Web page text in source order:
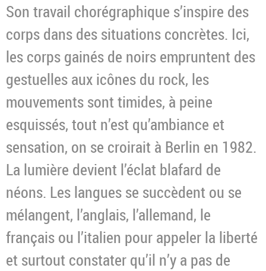
Son travail chorégraphique s’inspire des
corps dans des situations concrètes. Ici,
les corps gainés de noirs empruntent des
gestuelles aux icônes du rock, les
mouvements sont timides, à peine
esquissés, tout n’est qu’ambiance et
sensation, on se croirait à Berlin en 1982.
La lumière devient l’éclat blafard de
néons. Les langues se succèdent ou se
mélangent, l’anglais, l’allemand, le
français ou l’italien pour appeler la liberté
et surtout constater qu’il n’y a pas de